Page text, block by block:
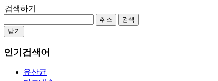
검색하기
취소
검색
닫기
인기검색어
유산균